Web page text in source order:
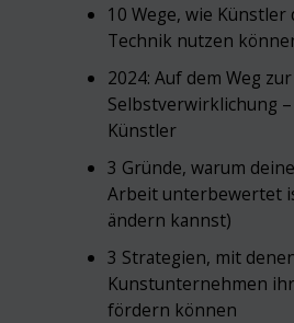
10 Wege, wie Künstler
Technik nutzen
2024: Auf dem Weg zur
Selbstverwirklichung
Künstler
3 Gründe, warum
Arbeit unterbewertet
ändern kannst)
3 Strategien, mit
Kunstunternehmen
fördern können